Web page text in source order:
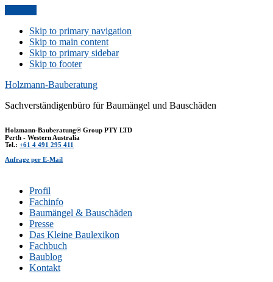
Skip to primary navigation
Skip to main content
Skip to primary sidebar
Skip to footer
Holzmann-Bauberatung
Sachverständigenbüro für Baumängel und Bauschäden
Holzmann-Bauberatung® Group PTY LTD
Perth - Western Australia
Tel.: +61 4 491 295 411
Anfrage per E-Mail
Profil
Fachinfo
Baumängel & Bauschäden
Presse
Das Kleine Baulexikon
Fachbuch
Baublog
Kontakt